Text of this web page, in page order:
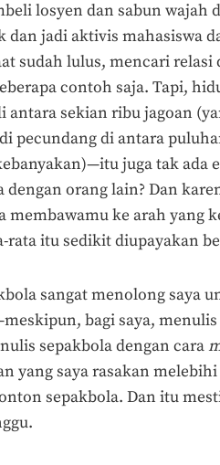
losyen dan sabun wajah
dan jadi aktivis mahasiswa
sudah lulus, mencari relasi
contoh saja. Tapi,
antara sekian ribu jagoan
pecundang di antara
juga tak ada
orang lain? Dan
membawamu ke arah yang
itu sedikit diupayakan
sangat menolong saya
bagi saya,
sepakbola dengan cara
yang saya rasakan
sepakbola. Dan itu